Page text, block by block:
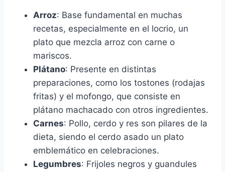
Arroz: Base fundamental en muchas
recetas, especialmente en el locrio, un
plato que mezcla arroz con carne o
mariscos.
Plátano: Presente en distintas
preparaciones, como los tostones (rodajas
fritas) y el mofongo, que consiste en
plátano machacado con otros ingredientes.
Carnes: Pollo, cerdo y res son pilares de la
dieta, siendo el cerdo asado un plato
emblemático en celebraciones.
Legumbres: Frijoles negros y guandules